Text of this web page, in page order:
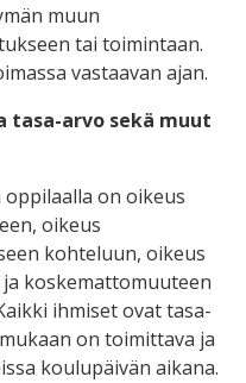
muun
tai toimintaan.
vastaavan ajan.
tasa-arvo sekä muut
on oikeus
oikeus
kohteluun, oikeus
koskemattomuuteen
ihmiset ovat tasa-
on toimittava ja
koulupäivän aikana.